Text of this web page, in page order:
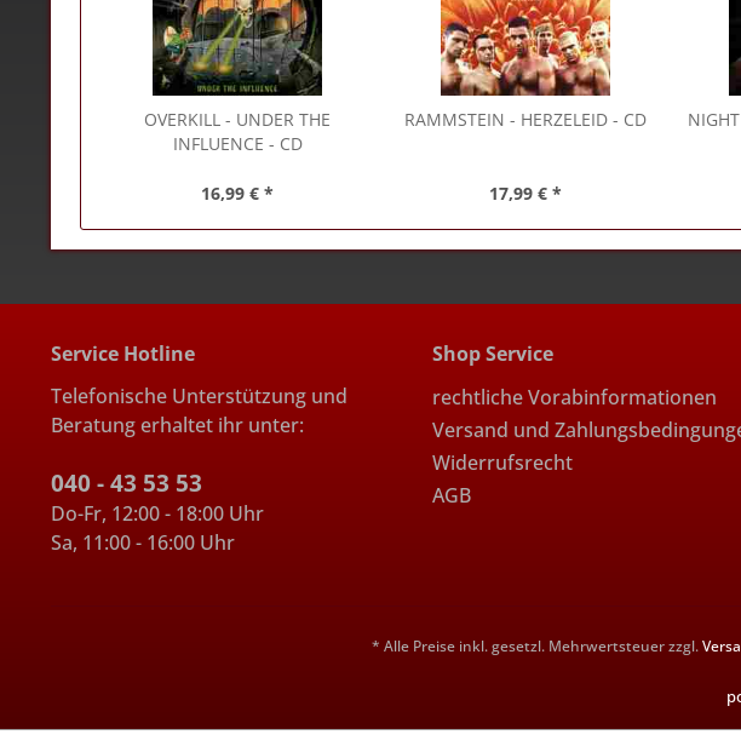
OVERKILL - UNDER THE
INFLUENCE - CD
16,99 € *
RAMMSTEIN - HERZELEID - CD
17,99 € *
Service Hotline
Telefonische Unterstützung und
Beratung erhaltet ihr unter:
040 - 43 53 53
Do-Fr, 12:00 - 18:00 Uhr
Sa, 11:00 - 16:00 Uhr
Shop Service
rechtliche Vorabinformationen
Versand und
Widerrufsrecht
AGB
* Alle Preise inkl. gesetzl. Mehrwertsteuer zzgl.